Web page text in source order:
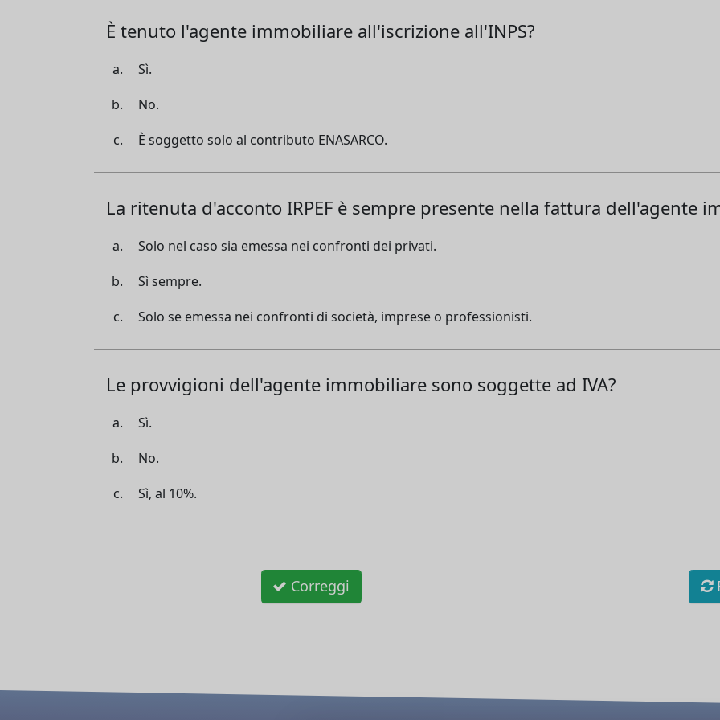
È tenuto l'agente immobiliare all'iscrizione all'INPS?
Sì.
No.
È soggetto solo al contributo ENASARCO.
La ritenuta d'acconto IRPEF è sempre presente nella fattura dell'agente
Solo nel caso sia emessa nei confronti dei privati.
Sì sempre.
Solo se emessa nei confronti di società, imprese o professionisti.
Le provvigioni dell'agente immobiliare sono soggette ad IVA?
Sì.
No.
Sì, al 10%.
Correggi